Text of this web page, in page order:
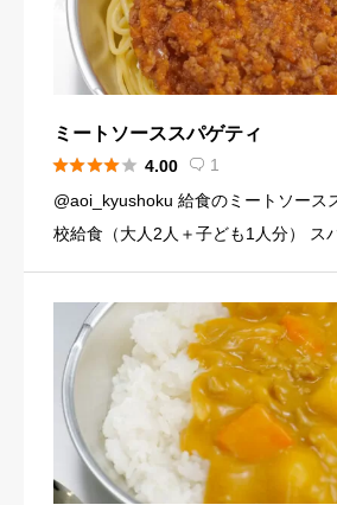
ミートソーススパゲティ
 4.00  1
@aoi_kyushoku 給食のミートソース
校給食（大人2人＋子ども1人分） ス
（120g） にんにくチューブ…少々